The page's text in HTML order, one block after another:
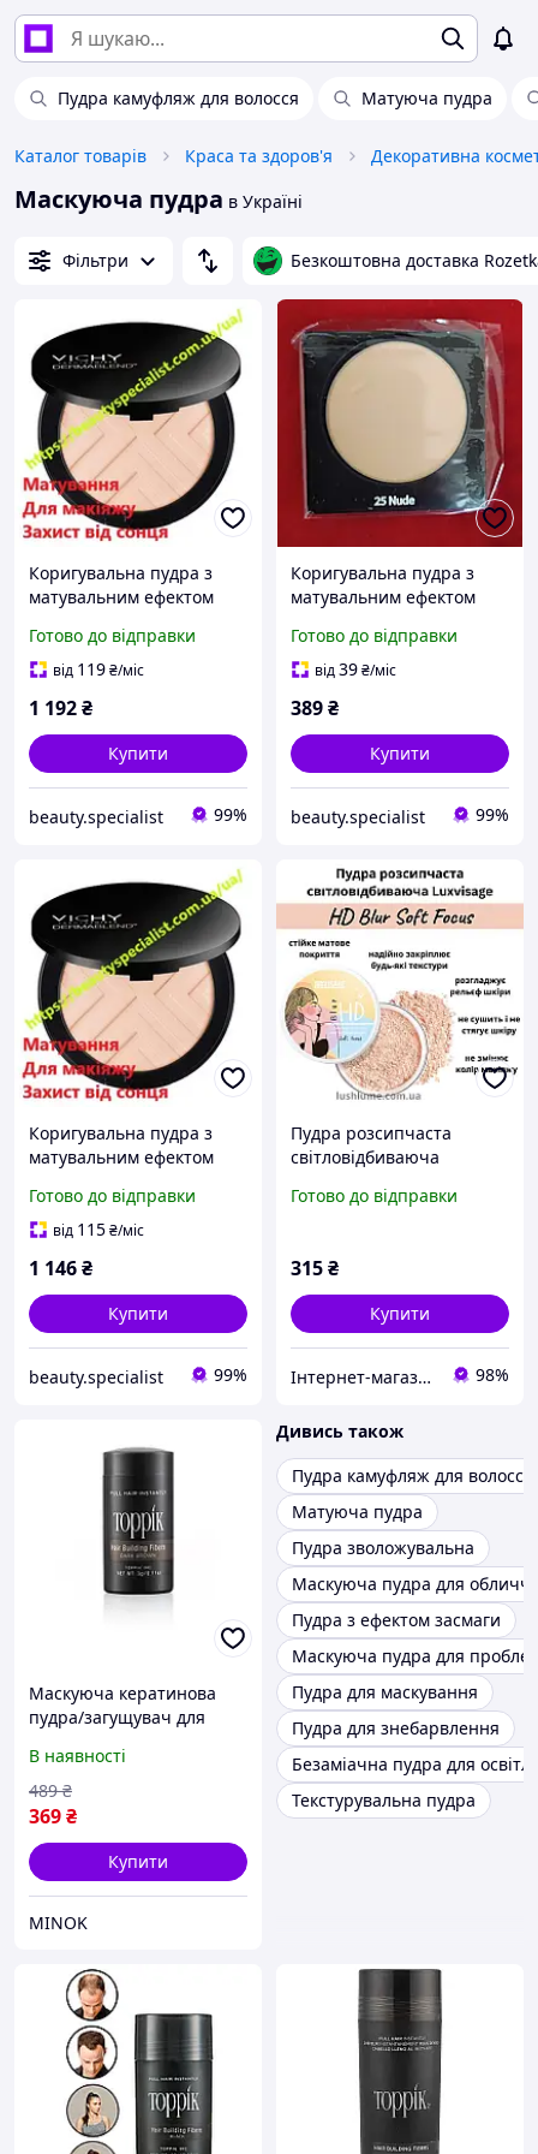
Пудра камуфляж для волосся Матуюча пудра
Каталог товарів Краса та здоров'я Декоративна
Маскуюча пудра в Україні
Фільтри Безкоштовна доставка
Коригувальна пудра з
матувальним ефектом
Dermablend Covermatte
SPF 25 25 тон
Готово до відправки
від 119₴/міс
1 192₴
Купити
beauty.specialist 99%
Коригувальна пудра з
матувальним ефектом
Dermablend Covermatte
SPF 25 25 тон
Готово до відправки
від39₴/міс
389₴
Купити
beauty.specialist 99%
Коригувальна пудра з
матувальним ефектом
Dermablend Covermatte
SPF 25 15 тон
Готово до відправки
від 115₴/міс
1 146₴
Купити
beauty.specialist 99%
Пудра розсипчаста
світловідбиваюча
Focus
Готово до відправки
315₴
Купити
Інтернет-магазин косметики "Lushlume" 98%
Маскуюча кератинова
пудра/загущувач для
грама - дорожня/пробна
упаковка (всі кольори в
наявності)
В наявності
369₴
489 ₴
Купити
MINOK
Дивись також
Пудра камуфляж для волосся
Матуюча пудра
Пудра зволожувальна
Маскуюча пудра для
Пудра з ефектом засмаги
Маскуюча пудра для
Пудра для маскування
Пудра для знебарвлення
Безаміачна пудра для
Текстурувальна пудра